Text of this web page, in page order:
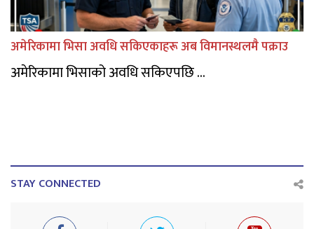
अमेरिकामा भिसा अवधि सकिएकाहरू अब विमानस्थलमै पक्राउ
अमेरिकामा भिसाको अवधि सकिएपछि ...
STAY CONNECTED